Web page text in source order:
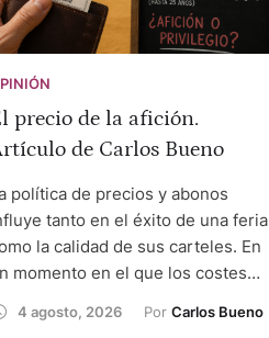
precio de la afición.
de Carlos Bueno
política de precios y abonos
tanto en el éxito de una feria
la calidad de sus carteles. En
momento en el que los costes
y el ocio compite por cada
del espectador, encontrar el
4 agosto, 2026 Por Carlos Bueno